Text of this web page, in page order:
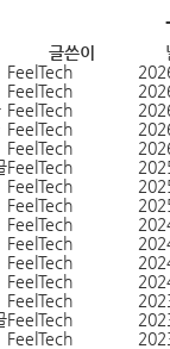
글쓴이
FeelTech
FeelTech
FeelTech
FeelTech
FeelTech
FeelTech
FeelTech
FeelTech
FeelTech
FeelTech
FeelTech
FeelTech
FeelTech
FeelTech
FeelTech